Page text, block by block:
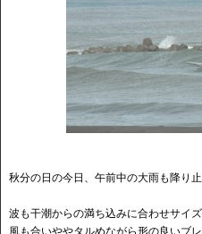
秋分の日の今日、午前中の大雨も降り
波も干潮からの満ち込みに合わせサイ
風も合いややタルめながら形の良いブレ